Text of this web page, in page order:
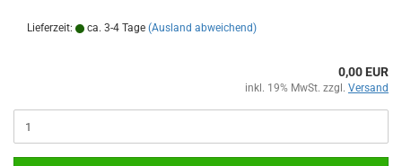
Lieferzeit: ca. 3-4 Tage (Ausland abweichend)
0,00 EUR
inkl. 19% MwSt. zzgl. Versand